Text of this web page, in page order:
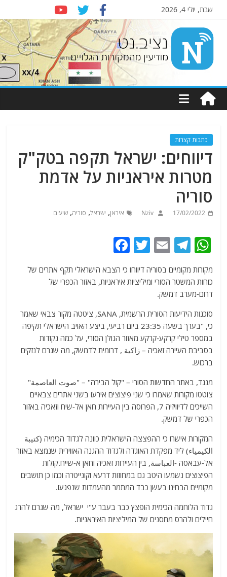
שבת, יולי 4, 2026
Nziv.net
מודיעין
מהמקורות
כתבות קצרות
דיווחים: ישראל תקפה בטק"ק
מטרות איראניות על אדמת
סוריה
17/02/2022
Nziv איראן, ישראל, סוריה,שיעים
W
at
s
A
p
p
T
e
g
ra
m
E
ai
T
itt
c
b
o
o
k
מקורות מקומיים בסוריה דיווחו כי הצבא הישראלי תקף אתרים של
כוחות המשטר הסורי ומיליציות איראניות, באזור הכפרי של
דרום-מערב דמשק.
סוכנות הידיעות הסורית הרשמית, SANA, ציטטה מקור צבאי שאמר
כי, "בערך בשעה 23:35 ביום רביעי, ביצע האויב הישראלי תקיפה
במספר טילי קרקע-קרקע מאזור הגולן הסורי, על כמה נקודות
בסביבת העיירה זאכיה – زاكية , דרומית לדמשק, מה שגרם לנזקים
ברכוש.
מנגד, באתר החדשות הסורי – "קול הבירה" – "صوت العاصمة"
צוטטו מקורות שאמרו כי שני פיצוצים אירעו בשני אתרים צבאיים
השייכים לדיוויזיה 7, הפרוסה בין העיירות חאן אל-שיח וזאכיה באזור
הכפרי של דמשק.
המקורות אישרו כי ההפצצה הישראלית כוונה לגדוד הכימיה (كتيبة
الكيمياء) ליד מפקדת האוגדה ולגדוד ההגנה האווירית שנמצא באזור
אל-עבאסה -العباسة, בין העיירות זאכיה וחאן א-שייח.קולות
הפיצוצים נשמעו היטב גם במחוזות דרעא וקונייטרה וכמו כן תושבים
מקומיים הבחינו בעשן כבד המתמר מהעמדות שנפגעו.
גדוד הלוחמה הכימית הופצץ כבר בעבר ע"י ישראל, מה שגרם להרג
חיילים ולהרס מחסנים של המיליציות האיראניות.